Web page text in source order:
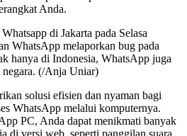
Anda.
di Jakarta pada Selasa
WhatsApp melaporkan bug pada
hanya di Indonesia, WhatsApp juga
(/Anja Uniar)
solusi efisien dan nyaman bagi
WhatsApp melalui komputernya.
PC, Anda dapat menikmati banyak
di versi web, seperti panggilan suara